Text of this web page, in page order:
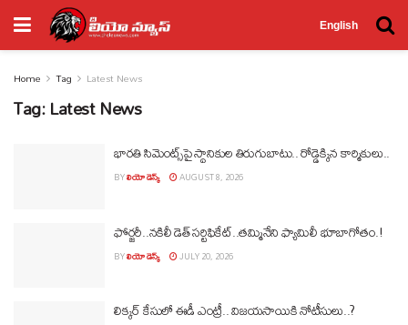
English
Home Tag Latest News
Tag:Latest News
భారతి సిమెంట్స్‌పై స్థానికుల తిరుగుబాటు.. రోడ్డెక్కిన కార్మికులు..
BYలియో డెస్క్ AUGUST 8, 2026
ఫోర్జరీ..నకిలీ డెత్ సర్టిఫికేట్..తమ్మినేని ఫ్యామిలీ భూబాగోతం.!
BYలియో డెస్క్ JULY 20, 2026
లిక్కర్ కేసులో ఈడీ ఎంట్రీ.. విజయసాయికి నోటీసులు..?